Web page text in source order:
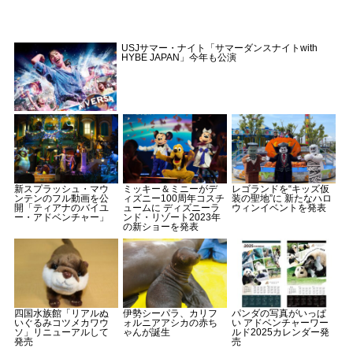
USJサマー・ナイト「サマーダンスナイトwith
HYBE JAPAN」今年も公演
新スプラッシュ・マウ
ンテンのフル動画を公
開「ティアナのバイユ
ー・アドベンチャー」
ミッキー＆ミニーがデ
ィズニー100周年コスチ
ュームに ディズニーラ
ンド・リゾート2023年
の新ショーを発表
レゴランドを“キッズ仮
装の聖地”に 新たなハロ
ウィンイベントを発表
四国水族館「リアルぬ
いぐるみコツメカワウ
ソ」リニューアルして
発売
伊勢シーパラ、カリフ
ォルニアアシカの赤ち
ゃんが誕生
パンダの写真がいっぱ
い アドベンチャーワー
ルド2025カレンダー発
売